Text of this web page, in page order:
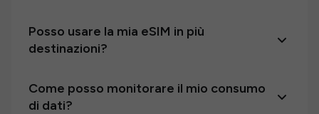
Posso usare la mia eSIM in più
destinazioni?
Come posso monitorare il mio consumo
di dati?